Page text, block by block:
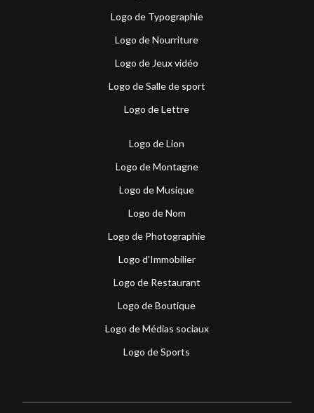
Logo de Typographie
Logo de Nourriture
Logo de Jeux vidéo
Logo de Salle de sport
Logo de Lettre
Logo de Lion
Logo de Montagne
Logo de Musique
Logo de Nom
Logo de Photographie
Logo d'Immobilier
Logo de Restaurant
Logo de Boutique
Logo de Médias sociaux
Logo de Sports